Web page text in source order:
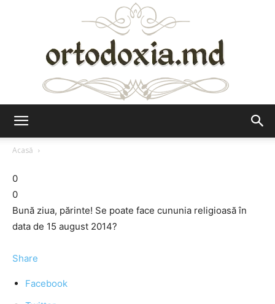
Acasă
0
0
Bună ziua, părinte! Se poate face cununia religioasă în
data de 15 august 2014?
Share
Facebook